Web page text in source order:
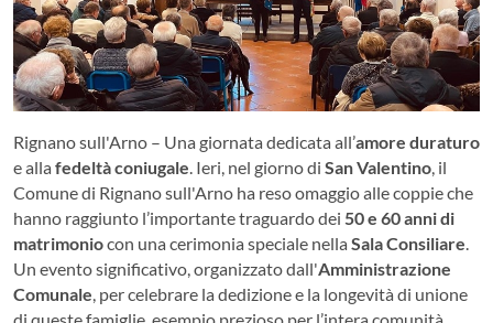
Rignano sull'Arno – Una giornata dedicata all’amore duraturo
e alla fedeltà coniugale. Ieri, nel giorno di San Valentino, il
Comune di Rignano sull'Arno ha reso omaggio alle coppie che
hanno raggiunto l’importante traguardo dei 50 e 60 anni di
matrimoniocon una cerimonia speciale nella Sala Consiliare.
Un evento significativo, organizzato dall'Amministrazione
Comunale, per celebrare la dedizione e la longevità di unione